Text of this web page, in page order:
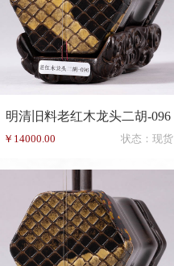
明清旧料老红木龙头二胡-096
￥14000.00 状态：现货